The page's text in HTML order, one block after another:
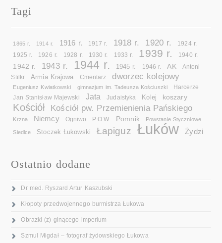
Tagi
1865 r. 1914 r. 1916 r. 1917 r. 1918 r. 1920 r. 1924 r.
1925 r. 1926 r. 1928 r. 1930 r. 1933 r. 1939 r. 1940 r.
1942 r. 1943 r. 1944 r. 1945 r. 1946 r. AK
Antoni
Stilkr
Armia Krajowa Cmentarz dworzec kolejowy
Eugeniusz Kwiatkowski gimnazjum im. Tadeusza Kościuszki Harcerze
Jan Stanisław Majewski Jata Judaistyka Kolej koszary
Kościół Kościół pw. Przemienienia Pańskiego
Krzna Niemcy Ogniwo P.O.W. Pomnik Powstanie Styczniowe
Siedlce Stoczek Łukowski Łapiguz Łuków Żydzi
Ostatnio dodane
Dr med. Ryszard Artur Kaszubski
Kłopoty przedwojennego burmistrza Łukowa
Obrazki (z) ginącego imperium
Szmul Migdał – fotograf żydowskiego Łukowa